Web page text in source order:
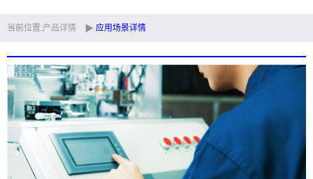
技术支持
视频中心
新闻中心
联系我们
定制品
当前位置:产品详情 应用场景详情